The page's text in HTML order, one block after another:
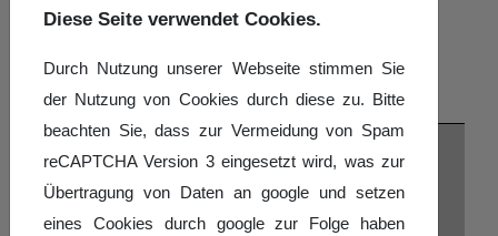
Keine Events an diesem Datum
Dienstag
07. Mai
Keine Events an diesem Datum
Diese Seite verwendet Cookies.
Durch Nutzung unserer Webseite stimmen Sie
der Nutzung von Cookies durch diese zu. Bitte
beachten Sie, dass zur Vermeidung von Spam
reCAPTCHA Version 3 eingesetzt wird, was zur
Übertragung von Daten an google und setzen
eines Cookies durch google zur Folge haben